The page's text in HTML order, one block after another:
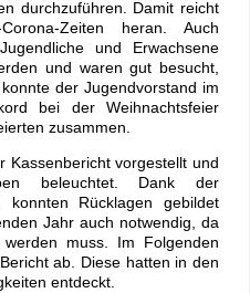
durchzuführen. Damit reicht
Zeiten heran. Auch
und Erwachsene
und waren gut besucht,
der Jugendvorstand im
bei der Weihnachtsfeier
zusammen.
Kassenbericht vorgestellt und
beleuchtet. Dank der
konnten Rücklagen gebildet
Jahr auch notwendig, da
muss. Im Folgenden
ab. Diese hatten in den
entdeckt.